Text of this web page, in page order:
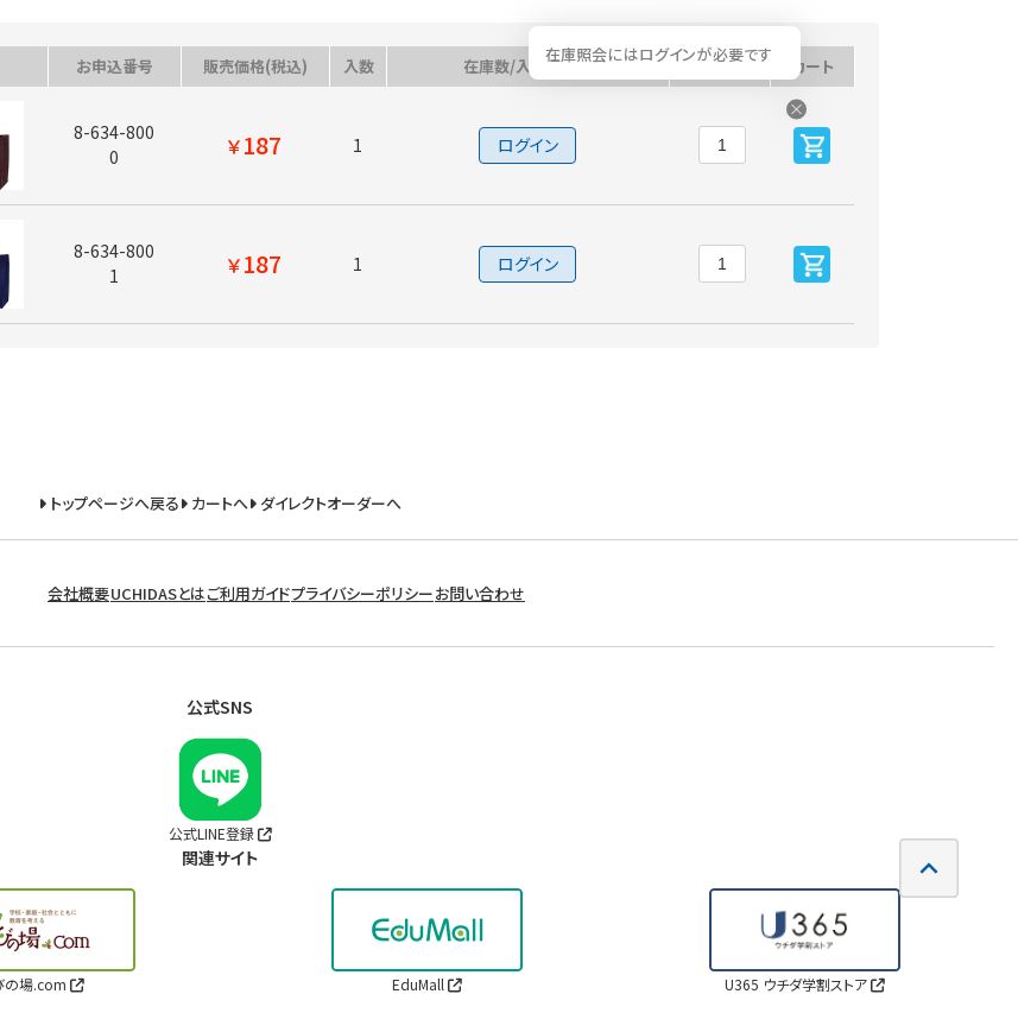
お申込番号 販売価格(税込) 入数 在庫数/入荷予定日
在庫照会にはログインが必要です
数量 カート
8-634-800
0
￥187 1 ログイン
8-634-800
1
￥187 1 ログイン
トップページへ戻る カートへ ダイレクトオーダーへ
会社概要UCHIDASとはご利用ガイドプライバシーポリシーお問い合わせ
公式SNS
公式LINE登録
関連サイト
の場.com EduMall U365 ウチダ学割ストア